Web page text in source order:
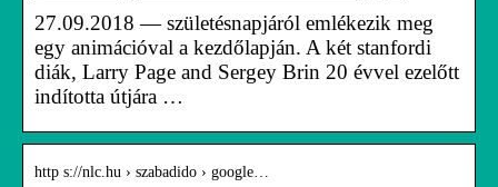
27.09.2018 — születésnapjáról emlékezik meg
egy animációval a kezdőlapján. A két stanfordi
diák, Larry Page and Sergey Brin 20 évvel ezelőtt
indította útjára …
http s://nlc.hu › szabadido › google…